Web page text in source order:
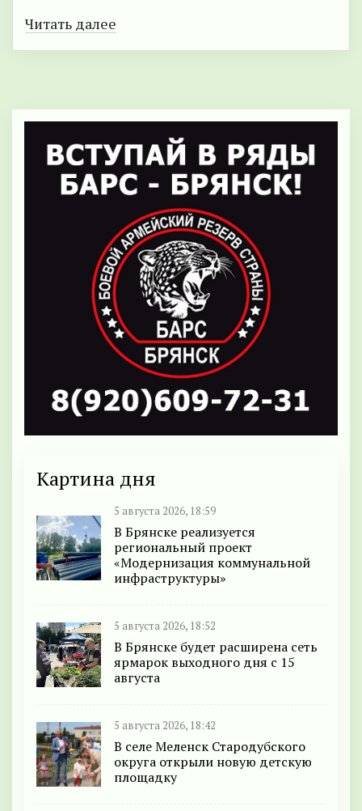
Читать далее
Картина дня
5 августа 2026, 18:59
В Брянске реализуется
региональный проект
«Модернизация коммунальной
инфраструктуры»
5 августа 2026, 18:52
В Брянске будет расширена сеть
ярмарок выходного дня с 15
августа
5 августа 2026, 18:42
В селе Меленск Стародубского
округа открыли новую детскую
площадку